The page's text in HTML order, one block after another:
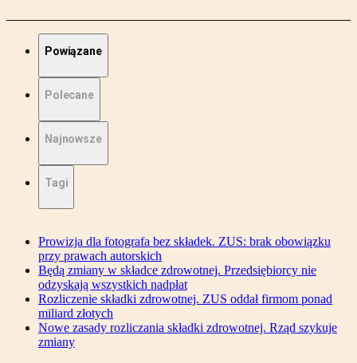
Powiązane
Polecane
Najnowsze
Tagi
Prowizja dla fotografa bez składek. ZUS: brak obowiązku
przy prawach autorskich
Będą zmiany w składce zdrowotnej. Przedsiębiorcy nie
odzyskają wszystkich nadpłat
Rozliczenie składki zdrowotnej. ZUS oddał firmom ponad
miliard złotych
Nowe zasady rozliczania składki zdrowotnej. Rząd szykuje
zmiany